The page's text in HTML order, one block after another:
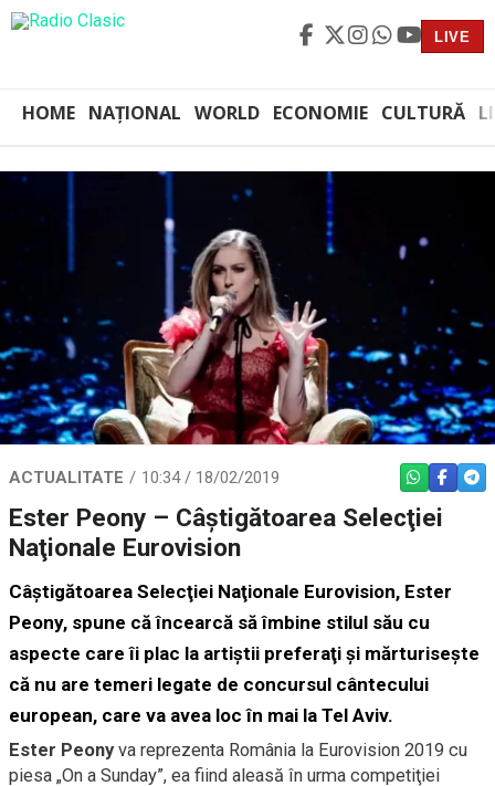
LIVE
HOME NAȚIONAL WORLD ECONOMIE CULTURĂ
ACTUALITATE 10:34 / 18/02/2019 WHATSAPP
Ester Peony – Câştigătoarea Selecţiei
Naţionale Eurovision
Câştigătoarea Selecţiei Naţionale Eurovision, Ester
Peony, spune că încearcă să îmbine stilul său cu
aspecte care îi plac la artiştii preferaţi şi mărturiseşte
că nu are temeri legate de concursul cântecului
european, care va avea loc în mai la Tel Aviv.
Ester Peonyva reprezenta România la Eurovision 2019 cu
piesa „On a Sunday”, ea fiind aleasă în urma competiţiei